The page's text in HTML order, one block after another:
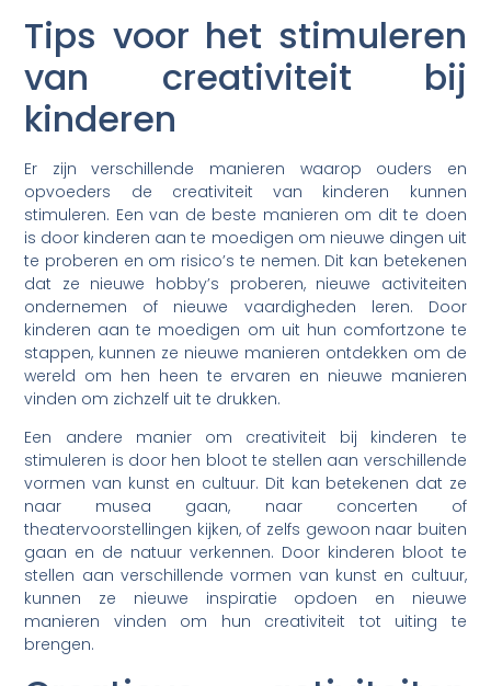
Tips voor het stimuleren
van creativiteit bij
kinderen
Er zijn verschillende manieren waarop ouders en
opvoeders de creativiteit van kinderen kunnen
stimuleren. Een van de beste manieren om dit te doen
is door kinderen aan te moedigen om nieuwe dingen uit
te proberen en om risico’s te nemen. Dit kan betekenen
dat ze nieuwe hobby’s proberen, nieuwe activiteiten
ondernemen of nieuwe vaardigheden leren. Door
kinderen aan te moedigen om uit hun comfortzone te
stappen, kunnen ze nieuwe manieren ontdekken om de
wereld om hen heen te ervaren en nieuwe manieren
vinden om zichzelf uit te drukken.
Een andere manier om creativiteit bij kinderen te
stimuleren is door hen bloot te stellen aan verschillende
vormen van kunst en cultuur. Dit kan betekenen dat ze
naar musea gaan, naar concerten of
theatervoorstellingen kijken, of zelfs gewoon naar buiten
gaan en de natuur verkennen. Door kinderen bloot te
stellen aan verschillende vormen van kunst en cultuur,
kunnen ze nieuwe inspiratie opdoen en nieuwe
manieren vinden om hun creativiteit tot uiting te
brengen.